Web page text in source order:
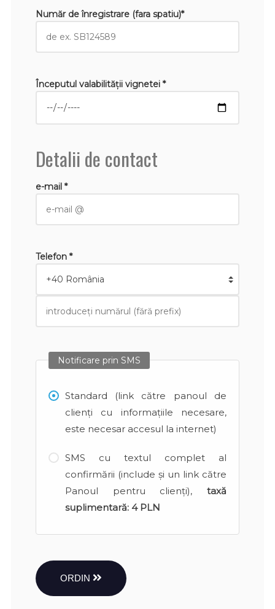
Număr de înregistrare (fara spatiu)*
Începutul valabilităţii vignetei *
Detalii de contact
e-mail *
Telefon *
Notificare prin SMS
Standard (link către panoul de
clienți cu informațiile necesare,
este necesar accesul la internet)
SMS cu textul complet al
confirmării (include și un link către
Panoul pentru clienți), taxă
suplimentară: 4 PLN
ORDIN